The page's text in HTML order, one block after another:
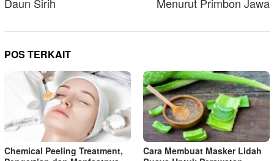
POS TERKAIT
Chemical Peeling Treatment,
Cara Membuat Masker Lidah